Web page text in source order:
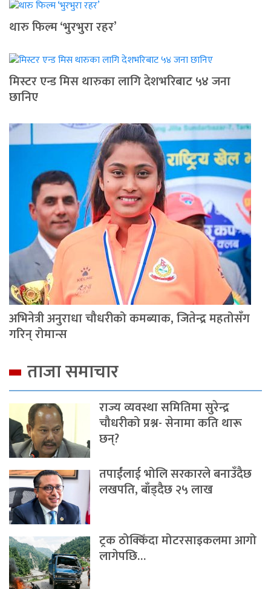
थारु फिल्म ‘भुरभुरा रहर’
मिस्टर एन्ड मिस थारुका लागि देशभरिबाट ५४ जना
छानिए
अभिनेत्री अनुराधा चौधरीको कमब्याक, जितेन्द्र महतोसँग
गरिन् रोमान्स
ताजा समाचार
राज्य व्यवस्था समितिमा सुरेन्द्र
चौधरीको प्रश्न- सेनामा कति थारू
छन्?
तपाईंलाई भोलि सरकारले बनाउँदैछ
लखपति, बाँड्दैछ २५ लाख
ट्रक ठोक्किँदा मोटरसाइकलमा आगो
लागेपछि…